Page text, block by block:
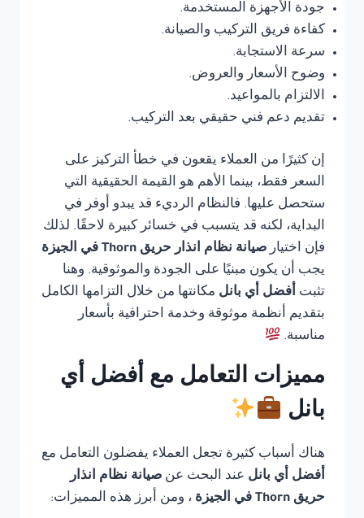
جودة الأجهزة المستخدمة.
كفاءة فريق التركيب والصيانة.
سرعة الاستجابة.
وضوح الأسعار والعروض.
الالتزام بالمواعيد.
تقديم دعم فني حقيقي بعد التركيب.
إن كثيرًا من العملاء يقعون في خطأ التركيز على
السعر فقط، بينما الأهم هو القيمة الحقيقية التي
ستحصل عليها. فالنظام الرديء قد يبدو أوفر في
البداية، لكنه قد يتسبب في خسائر كبيرة لاحقًا. لذلك
فإن اختيار صيانة نظام انذار حريق Thorn في الجيزة
يجب أن يكون مبنيًا على الجودة والموثوقية. وهنا
تثبت أفضل أي بانل مكانتها من خلال التزامها الكامل
بتقديم أنظمة موثوقة وخدمة احترافية بأسعار
مناسبة.
مميزات التعامل مع أفضل أي
بانل
هناك أسباب كثيرة تجعل العملاء يفضلون التعامل مع
أفضل أي بانل عند البحث عن صيانة نظام انذار
حريق Thorn في الجيزة
، ومن أبرز هذه المميزات: